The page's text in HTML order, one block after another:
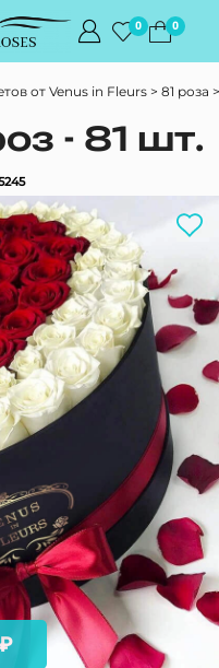
0 0
от Venus in Fleurs 81 роза
- 81 шт.